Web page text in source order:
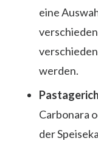
eine
werden.
Carbonara
der